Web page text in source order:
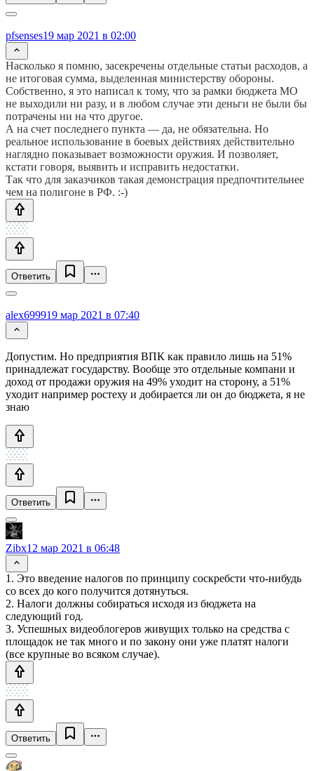
pfsenses19 мар 2021 в 02:00
Насколько я помню, засекречены отдельные статьи расходов, а
не итоговая сумма, выделенная министерству обороны.
Собственно, я это написал к тому, что за рамки бюджета МО
не выходили ни разу, и в любом случае эти деньги не были бы
потрачены ни на что другое.
А на счет последнего пункта — да, не обязательна. Но
реальное использование в боевых действиях действительно
наглядно показывает возможности оружия. И позволяет,
кстати говоря, выявить и исправить недостатки.
Так что для заказчиков такая демонстрация предпочтительнее
чем на полигоне в РФ. :-)
Ответить
alex699919 мар 2021 в 07:40
Допустим. Но предприятия ВПК как правило лишь на 51%
принадлежат государству. Вообще это отдельные компани и
доход от продажи оружия на 49% уходит на сторону, а 51%
уходит например ростеху и добирается ли он до бюджета, я не
знаю
Ответить
Zibx12 мар 2021 в 06:48
1. Это введение налогов по принципу соскребсти что-нибудь
со всех до кого получится дотянуться.
2. Налоги должны собираться исходя из бюджета на
следующий год.
3. Успешных видеоблогеров живущих только на средства с
площадок не так много и по закону они уже платят налоги
(все крупные во всяком случае).
Ответить